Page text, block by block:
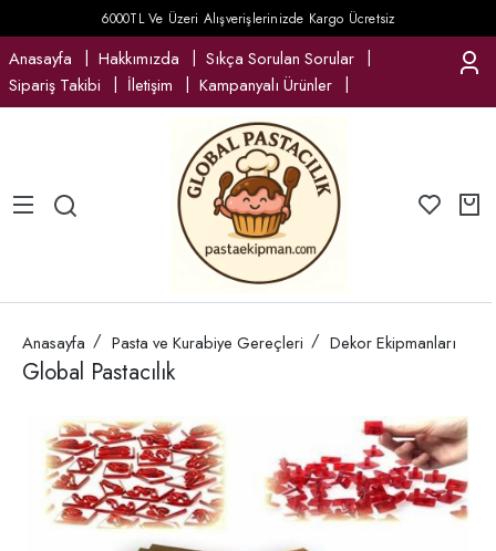
6000TL Ve Üzeri Alışverişlerinizde Kargo Ücretsiz
Anasayfa Hakkımızda
Sıkça Sorulan Sorular
Sipariş Takibi
İletişim Kampanyalı Ürünler
Anasayfa Pasta ve Kurabiye Gereçleri Dekor Ekipmanları
Global Pastacılık